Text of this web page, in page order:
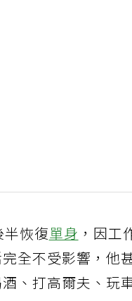
半恢復單身 ，因工
全不受影響，他
、打高爾夫、玩